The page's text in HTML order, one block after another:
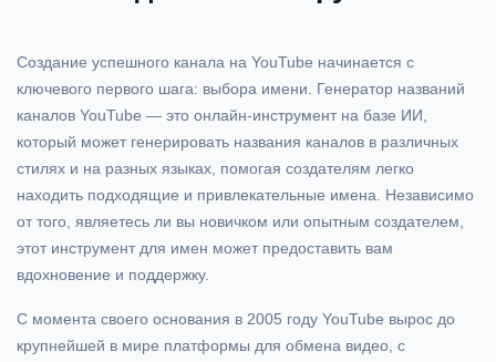
Создание успешного канала на YouTube начинается с
ключевого первого шага: выбора имени. Генератор названий
каналов YouTube — это онлайн-инструмент на базе ИИ,
который может генерировать названия каналов в различных
стилях и на разных языках, помогая создателям легко
находить подходящие и привлекательные имена. Независимо
от того, являетесь ли вы новичком или опытным создателем,
этот инструмент для имен может предоставить вам
вдохновение и поддержку.
С момента своего основания в 2005 году YouTube вырос до
крупнейшей в мире платформы для обмена видео, с